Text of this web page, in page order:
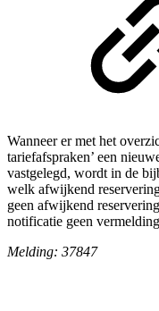
Wanneer er met het
tariefafspraken’ een
vastgelegd, wordt in de
welk afwijkend
geen afwijkend
notificatie geen
Melding: 37847